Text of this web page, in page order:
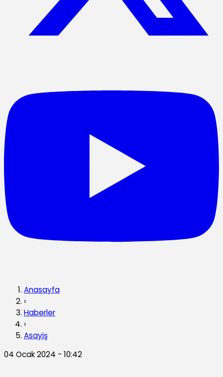
Anasayfa
›
Haberler
›
Asayiş
04 Ocak 2024 - 10:42